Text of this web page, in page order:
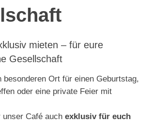
mieten – für eure
Gesellschaft
besonderen Ort für einen Geburtstag,
oder eine private Feier mit
unser Café auch exklusiv für euch